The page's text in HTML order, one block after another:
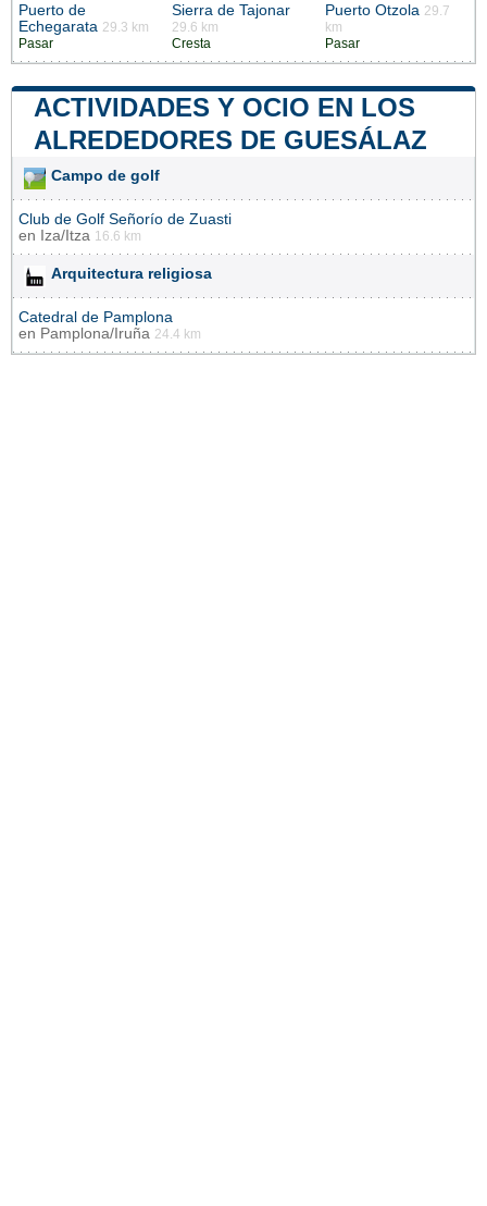
Puerto de
Echegarata 29.3 km
Pasar
Sierra de Tajonar
29.6 km
Cresta
Puerto Otzola 29.7
km
Pasar
ACTIVIDADES Y OCIO EN LOS
ALREDEDORES DE GUESÁLAZ
Campo de golf
Club de Golf Señorío de Zuasti
en Iza/Itza 16.6 km
Arquitectura religiosa
Catedral de Pamplona
en Pamplona/Iruña 24.4 km